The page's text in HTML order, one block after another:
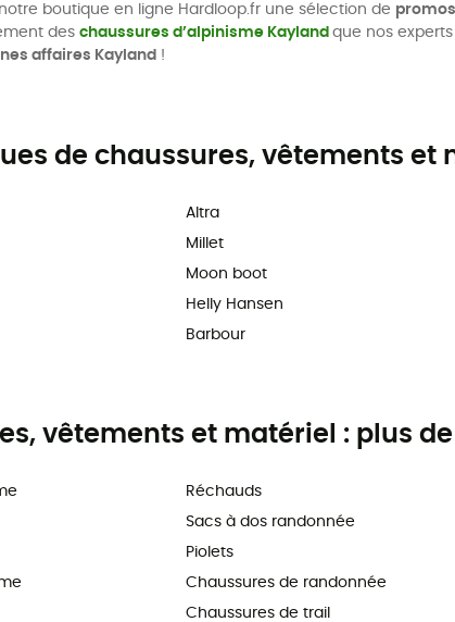
boutique en ligne Hardloop.fr une sélection de
des chaussures d’alpinisme Kayland que nos
affaires Kayland !
de chaussures, vêtements et
Altra
Millet
Moon boot
Helly Hansen
Barbour
vêtements et matériel : plus
Réchauds
Sacs à dos randonnée
Piolets
Chaussures de randonnée
Chaussures de trail